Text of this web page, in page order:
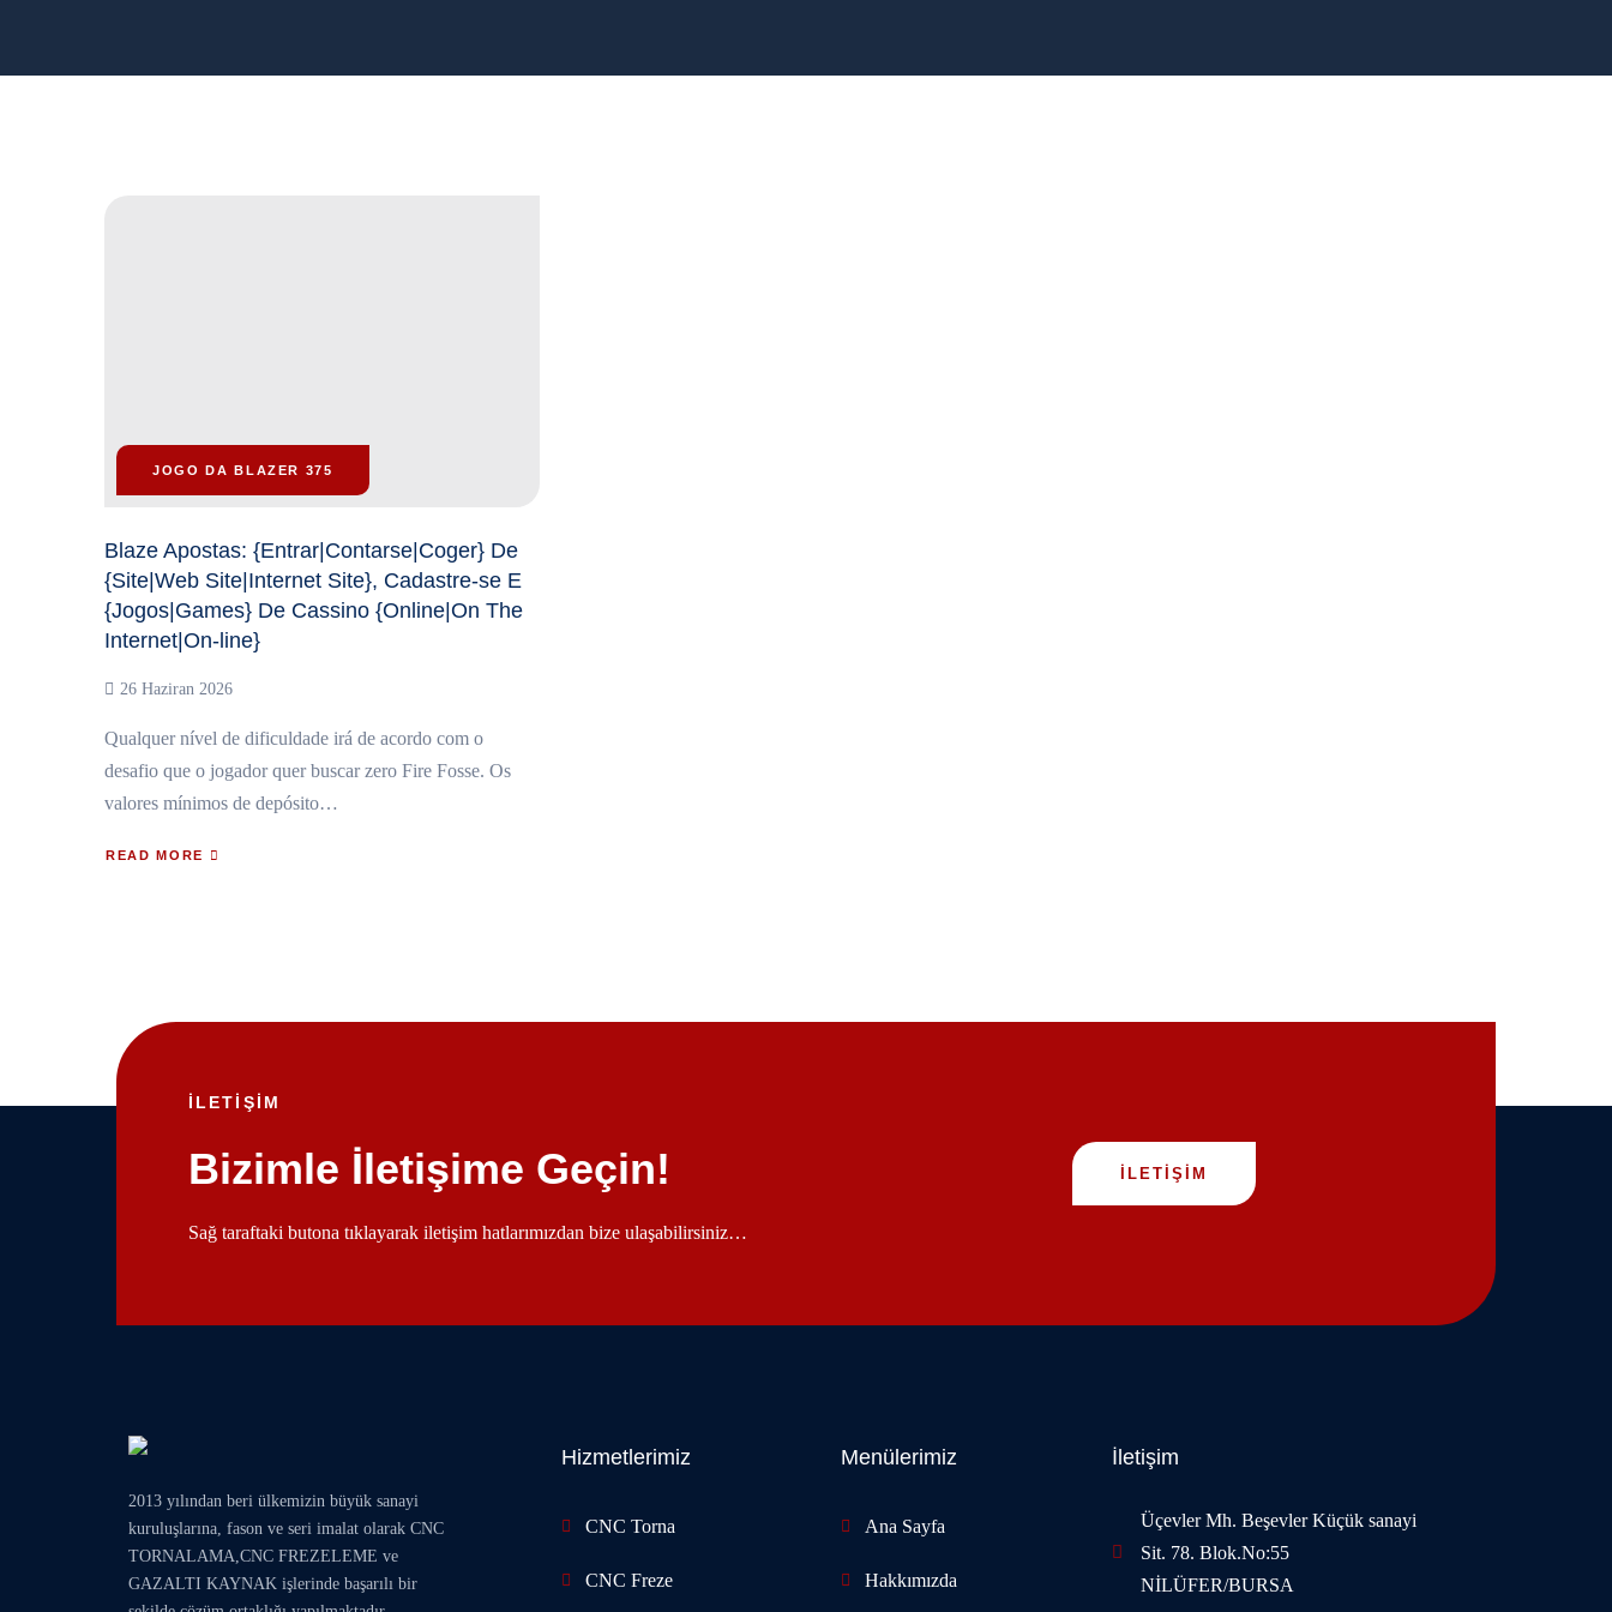
JOGO DA BLAZER 375
Blaze Apostas: {Entrar|Contarse|Coger} De
{Site|Web Site|Internet Site}, Cadastre-se E
{Jogos|Games} De Cassino {Online|On The
Internet|On-line}
26 Haziran 2026
Qualquer nível de dificuldade irá de acordo com o
desafio que o jogador quer buscar zero Fire Fosse. Os
valores mínimos de depósito…
READ MORE
İLETİŞİM
Bizimle İletişime Geçin!
Sağ taraftaki butona tıklayarak iletişim hatlarımızdan bize ulaşabilirsiniz…
İLETİŞİM
2013 yılından beri ülkemizin büyük sanayi
kuruluşlarına, fason ve seri imalat olarak CNC
TORNALAMA,CNC FREZELEME ve
GAZALTI KAYNAK işlerinde başarılı bir
Hizmetlerimiz
CNC Torna
CNC Freze
Menülerimiz
Ana Sayfa
Hakkımızda
İletişim
Üçevler Mh. Beşevler Küçük sanayi
Sit. 78. Blok.No:55
NİLÜFER/BURSA